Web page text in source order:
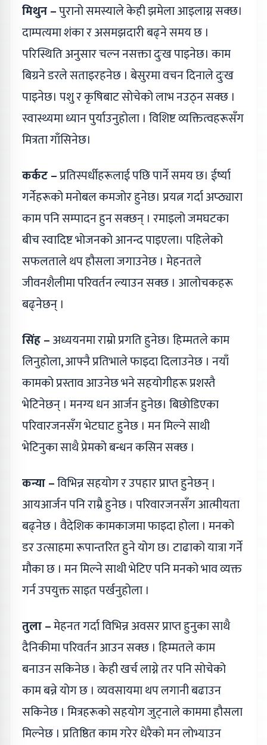
मिथुन –पुरानो समस्याले केही झमेला आइलाग्न सक्छ।
दाम्पत्यमा शंका र असमझदारी बढ्ने समय छ ।
परिस्थिति अनुसार चल्न नसक्ता दुःख पाइनेछ। काम
बिग्रने डरले सताइरहनेछ । बेसुरमा वचन दिनाले दुःख
पाइनेछ। पशु र कृषिबाट सोचेको लाभ नउठ्न सक्छ ।
स्वास्थ्यमा ध्यान पुर्याउनुहोला । विशिष्ट व्यक्तित्वहरूसँग
मित्रता गाँसिनेछ।
कर्कट –प्रतिस्पर्धीहरूलाई पछि पार्ने समय छ। ईर्ष्या
गर्नेहरूको मनोबल कमजोर हुनेछ। प्रयत्न गर्दा अप्ठ्यारा
काम पनि सम्पादन हुन सक्छन् । रमाइलो जमघटका
बीच स्वादिष्ट भोजनको आनन्द पाइएला। पहिलेको
सफलताले थप हौसला जगाउनेछ । मेहनतले
जीवनशैलीमा परिवर्तन ल्याउन सक्छ । आलोचकहरू
बढ्नेछन् ।
सिंह –अध्ययनमा राम्रो प्रगति हुनेछ। हिम्मतले काम
लिनुहोला, आफ्नै प्रतिभाले फाइदा दिलाउनेछ । नयाँ
कामको प्रस्ताव आउनेछ भने सहयोगीहरू प्रशस्तै
भेटिनेछन् । मनग्य धन आर्जन हुनेछ। बिछोडिएका
परिवारजनसँग भेटघाट हुनेछ । मन मिल्ने साथी
भेटिनुका साथै प्रेमको बन्धन कसिन सक्छ ।
कन्या –विभिन्न सहयोग र उपहार प्राप्त हुनेछन् ।
आयआर्जन पनि राम्रै हुनेछ । परिवारजनसँग आत्मीयता
बढ्नेछ । वैदेशिक कामकाजमा फाइदा होला । मनको
डर उत्साहमा रूपान्तरित हुने योग छ। टाढाको यात्रा गर्ने
मौका छ । मन मिल्ने साथी भेटिए पनि मनको भाव व्यक्त
गर्न उपयुक्त साइत पर्खनुहोला ।
तुला –मेहनत गर्दा विभिन्न अवसर प्राप्त हुनुका साथै
दैनिकीमा परिवर्तन आउन सक्छ । हिम्मतले काम
बनाउन सकिनेछ । केही खर्च लाग्ने तर पनि सोचेको
काम बन्ने योग छ । व्यवसायमा थप लगानी बढाउन
सकिनेछ । मित्रहरूको सहयोग जुट्नाले काममा हौसला
मिल्नेछ । प्रतिष्ठित काम गरेर धेरैको मन लोभ्याउन